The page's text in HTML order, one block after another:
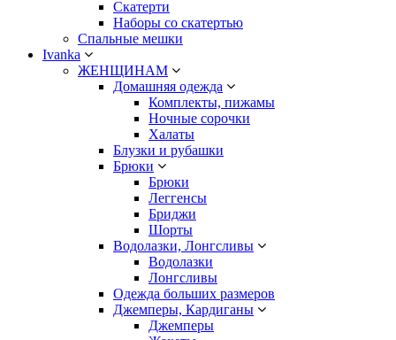
Скатерти
Наборы со скатертью
Спальные мешки
Ivanka
ЖЕНЩИНАМ
Домашняя одежда
Комплекты, пижамы
Ночные сорочки
Халаты
Блузки и рубашки
Брюки
Брюки
Леггенсы
Бриджи
Шорты
Водолазки, Лонгсливы
Водолазки
Лонгсливы
Одежда больших размеров
Джемперы, Кардиганы
Джемперы